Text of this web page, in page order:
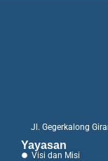
Jl. Gegerkalong
Yayasan
Visi dan Misi